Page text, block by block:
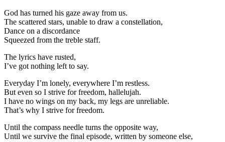
God has turned his gaze away from us.
The scattered stars, unable to draw a constellation,
Dance on a discordance
Squeezed from the treble staff.
The lyrics have rusted,
I’ve got nothing left to say.
Everyday I’m lonely, everywhere I’m restless.
But even so I strive for freedom, hallelujah.
I have no wings on my back, my legs are unreliable.
That’s why I strive for freedom.
Until the compass needle turns the opposite way,
Until we survive the final episode, written by someone else,